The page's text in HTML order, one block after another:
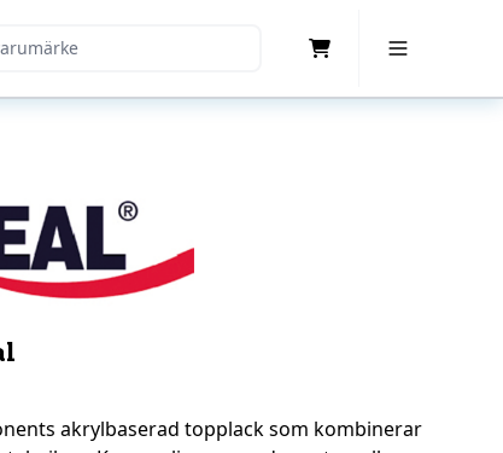
akrylbaserad topplack som kombinerar